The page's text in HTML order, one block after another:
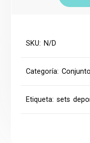
SKU: N/D
Categoría:
Etiqueta:sets